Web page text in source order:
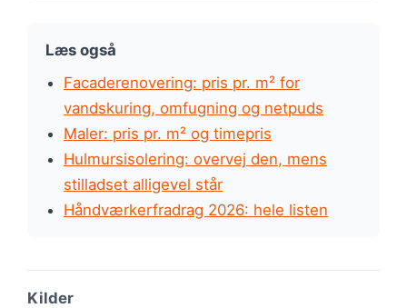
Læs også
Facaderenovering: pris pr. m² for
vandskuring, omfugning og netpuds
Maler: pris pr. m² og timepris
Hulmursisolering: overvej den, mens
stilladset alligevel står
Håndværkerfradrag 2026: hele listen
Kilder